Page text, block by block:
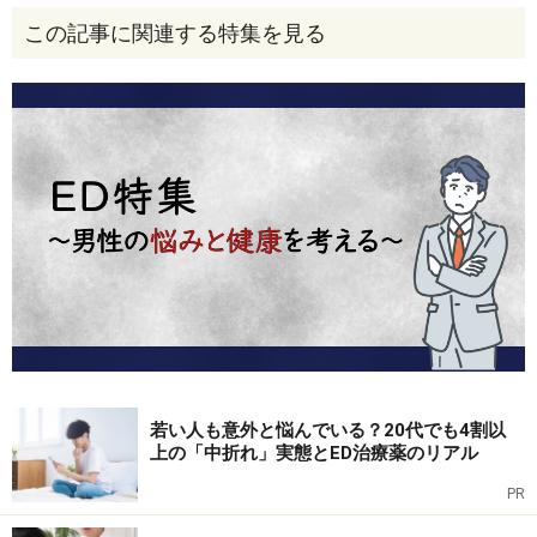
認められていない、ED患者以外への処方
綿体平滑筋を弛緩させ、海綿体洞への血流を増加させ
る」ことによって陰茎を勃起、維持させる点にありま
す。
この記事に関連する特集を見る
若い人も意外と悩んでいる？20代でも4割以
上の「中折れ」実態とED治療薬のリアル
PR